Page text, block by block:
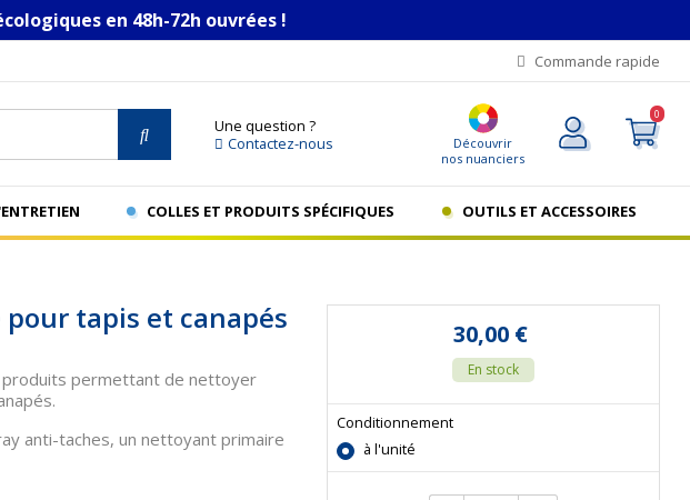
en 48h-72h ouvrées !
Commande rapide
Une question ?
Contactez-nous
Découvrir
nos nuanciers
0
COLLES ET PRODUITS SPÉCIFIQUES OUTILS ET ACCESSOIRES
tapis et canapés
produits permettant de nettoyer
anti-taches, un nettoyant primaire
30,00 €
En stock
Conditionnement
à l'unité